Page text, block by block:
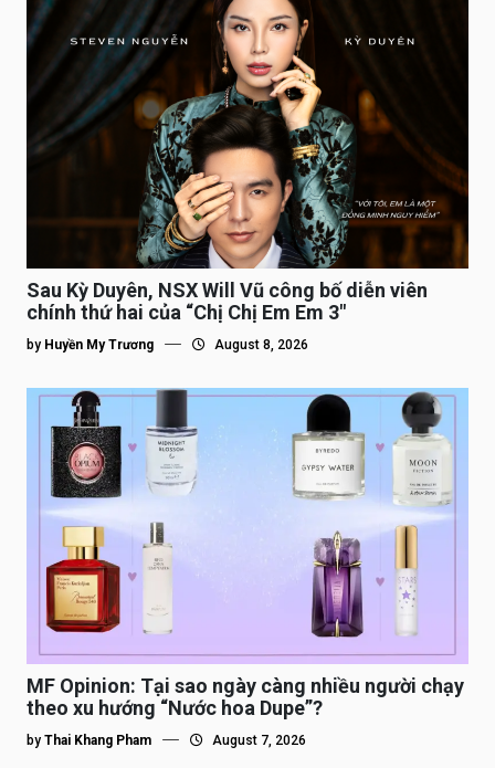
Sau Kỳ Duyên, NSX Will Vũ công bố diễn viên
chính thứ hai của “Chị Chị Em Em 3″
by Huyền My Trương August 8, 2026
MF Opinion: Tại sao ngày càng nhiều người chạy
theo xu hướng “Nước hoa Dupe”?
by Thai Khang Pham August 7, 2026